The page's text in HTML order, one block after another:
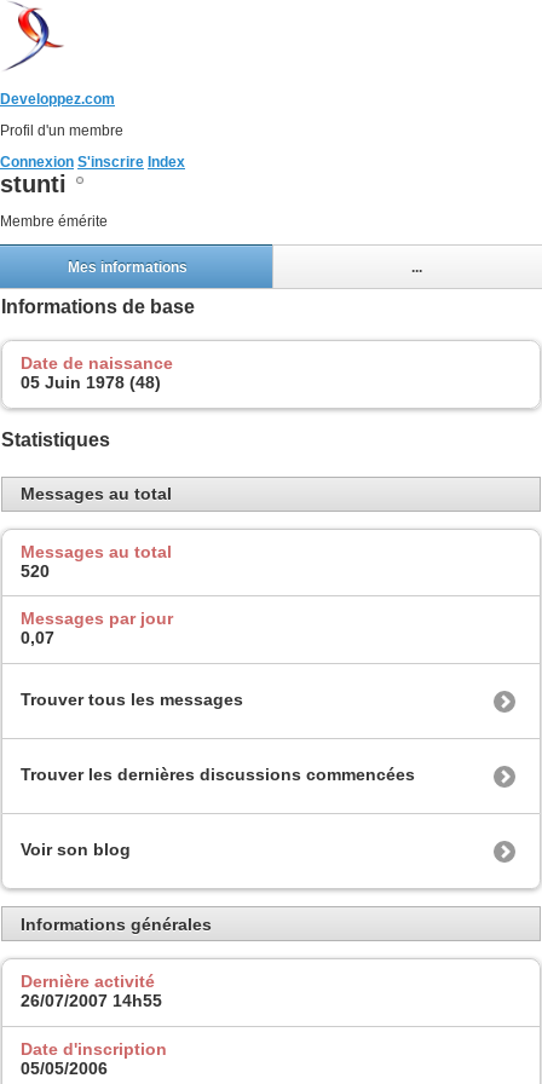
Developpez.com
Profil d'un membre
Connexion S'inscrire Index
stunti
Membre émérite
Mes informations ...
Informations de base
Date de naissance
05 Juin 1978 (48)
Statistiques
Messages au total
Messages au total
520
Messages par jour
0,07
Trouver tous les messages
Trouver les dernières discussions commencées
Voir son blog
Informations générales
Dernière activité
26/07/2007 14h55
Date d'inscription
05/05/2006